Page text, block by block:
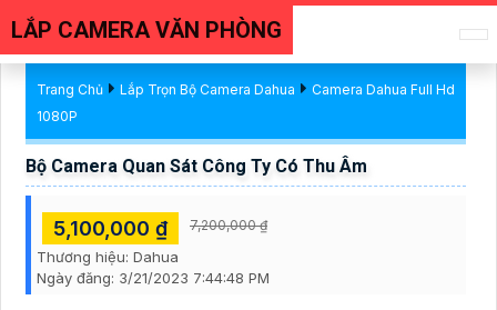
LẮP CAMERA VĂN PHÒNG
Trang Chủ Lắp Trọn Bộ Camera Dahua
Camera Dahua Full Hd
1080P
Bộ Camera Quan Sát Công Ty Có Thu Âm
5,100,000 ₫ 7,200,000 ₫
Thương hiệu: Dahua
Ngày đăng: 3/21/2023 7:44:48 PM